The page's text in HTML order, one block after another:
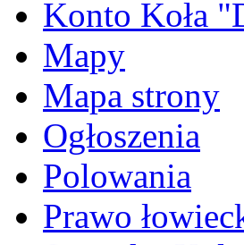
Konto Koła
Mapy
Mapa strony
Ogłoszenia
Polowania
Prawo